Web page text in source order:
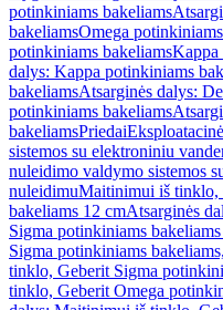
potinkiniams bakeliams
bakeliamsOmega
potinkiniams bakeliamsKappa
dalys: Kappa potinkiniams
bakeliamsAtsarginės dalys:
potinkiniams bakeliams
bakeliamsPriedai
sistemos su elektroniniu
nuleidimo valdymo sistemos
nuleidimuMaitinimui iš tinklo,
bakeliams 12 cmAtsarginės
Sigma potinkiniams
Sigma potinkiniams
tinklo, Geberit Sigma
tinklo, Geberit Omega